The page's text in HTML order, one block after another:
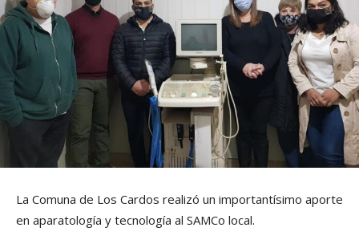
La Comuna de Los Cardos realizó un importantísimo aporte
en aparatología y tecnología al SAMCo local.